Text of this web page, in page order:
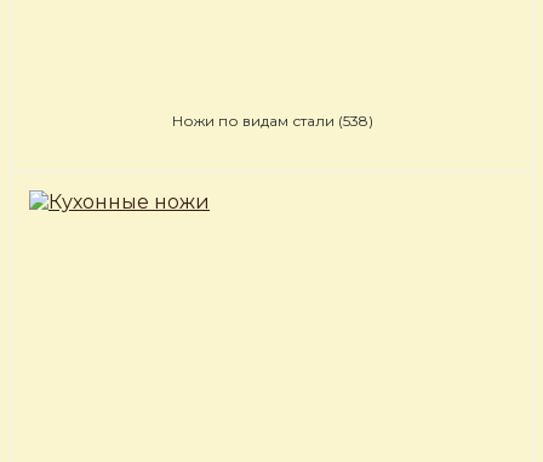
Ножи по видам стали (538)